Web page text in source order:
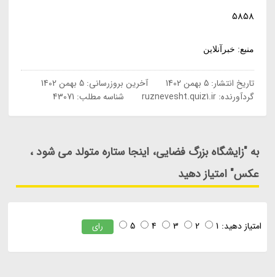
5858
منبع: خبرآنلاین
تاریخ انتشار:5 بهمن 1402 آخرین بروزرسانی:5 بهمن 1402
گردآورنده:ruznevesht.quiz1.ir شناسه مطلب: 43071
به "زایشگاه بزرگ فضایی، اینجا ستاره متولد می شود ،
عکس" امتیاز دهید
امتیاز دهید: 1
2
3
4
5 رای